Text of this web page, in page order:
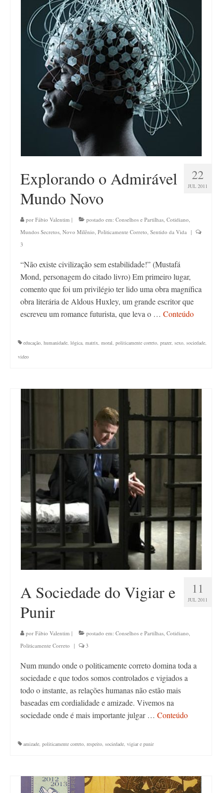
22
JUL 2011
Explorando o Admirável
Mundo Novo
por Fábio Valentim | postado em: Conselhos e Partilhas, Cotidiano,
Mundos Secretos, Novo Milênio, Politicamente Correto, Sentido da Vida |
3
“Não existe civilização sem estabilidade!” (Mustafá
Mond, personagem do citado livro) Em primeiro lugar,
comento que foi um privilégio ter lido uma obra magnífica
obra literária de Aldous Huxley, um grande escritor que
escreveu um romance futurista, que leva o … Conteúdo
educação, humanidade, lógica, matrix, moral, politicamente correto, prazer, sexo, sociedade,
video
11
JUL 2011
A Sociedade do Vigiar e
Punir
por Fábio Valentim | postado em: Conselhos e Partilhas, Cotidiano,
Politicamente Correto | 3
Num mundo onde o politicamente correto domina toda a
sociedade e que todos somos controlados e vigiados a
todo o instante, as relações humanas não estão mais
baseadas em cordialidade e amizade. Vivemos na
sociedade onde é mais importante julgar … Conteúdo
amizade, politicamente correto, respeito, sociedade, vigiar e punir